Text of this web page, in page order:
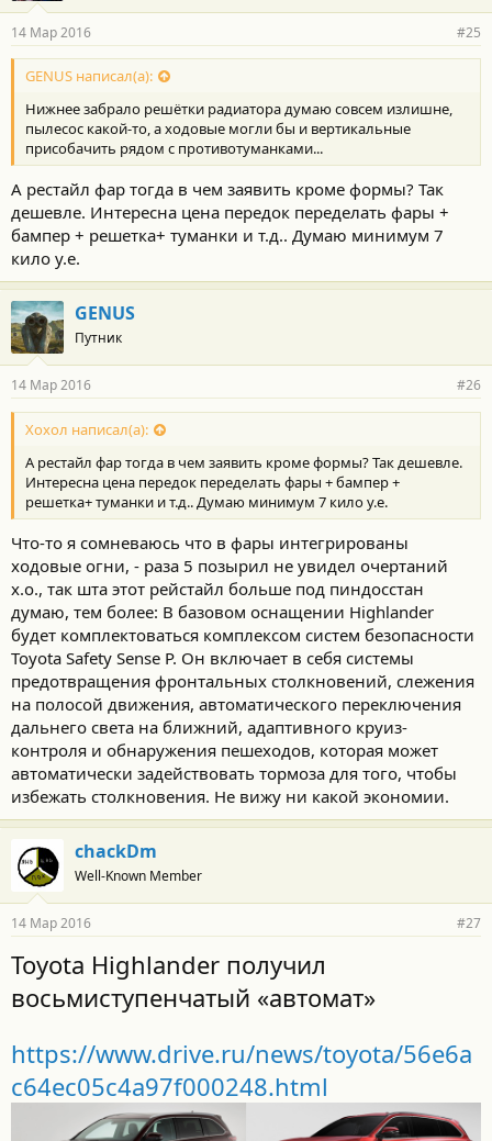
14 Мар 2016 #25
GENUS написал(а):
Нижнее забрало решётки радиатора думаю совсем излишне,
пылесос какой-то, а ходовые могли бы и вертикальные
присобачить рядом с противотуманками...
А рестайл фар тогда в чем заявить кроме формы? Так
дешевле. Интересна цена передок переделать фары +
бампер + решетка+ туманки и т.д.. Думаю минимум 7
кило у.е.
GENUS
Путник
14 Мар 2016 #26
Хохол написал(а):
А рестайл фар тогда в чем заявить кроме формы? Так дешевле.
Интересна цена передок переделать фары + бампер +
решетка+ туманки и т.д.. Думаю минимум 7 кило у.е.
Что-то я сомневаюсь что в фары интегрированы
ходовые огни, - раза 5 позырил не увидел очертаний
х.о., так шта этот рейстайл больше под пиндосстан
думаю, тем более: В базовом оснащении Highlander
будет комплектоваться комплексом систем безопасности
Toyota Safety Sense P. Он включает в себя системы
предотвращения фронтальных столкновений, слежения
на полосой движения, автоматического переключения
дальнего света на ближний, адаптивного круиз-
контроля и обнаружения пешеходов, которая может
автоматически задействовать тормоза для того, чтобы
избежать столкновения. Не вижу ни какой экономии.
chackDm
Well-Known Member
14 Мар 2016 #27
Toyota Highlander получил
восьмиступенчатый «автомат»
https://www.drive.ru/news/toyota/56e6a
c64ec05c4a97f000248.html